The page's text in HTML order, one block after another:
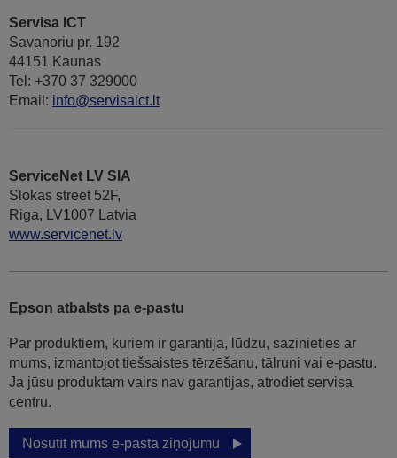
Servisa ICT
Savanoriu pr. 192
44151 Kaunas
Tel: +370 37 329000
Email: info@servisaict.lt
ServiceNet LV SIA
Slokas street 52F,
Riga, LV1007 Latvia
www.servicenet.lv
Epson atbalsts pa e-pastu
Par produktiem, kuriem ir garantija, lūdzu, sazinieties ar
mums, izmantojot tiešsaistes tērzēšanu, tālruni vai e-pastu.
Ja jūsu produktam vairs nav garantijas, atrodiet servisa
centru.
Nosūtīt mums e-pasta ziņojumu